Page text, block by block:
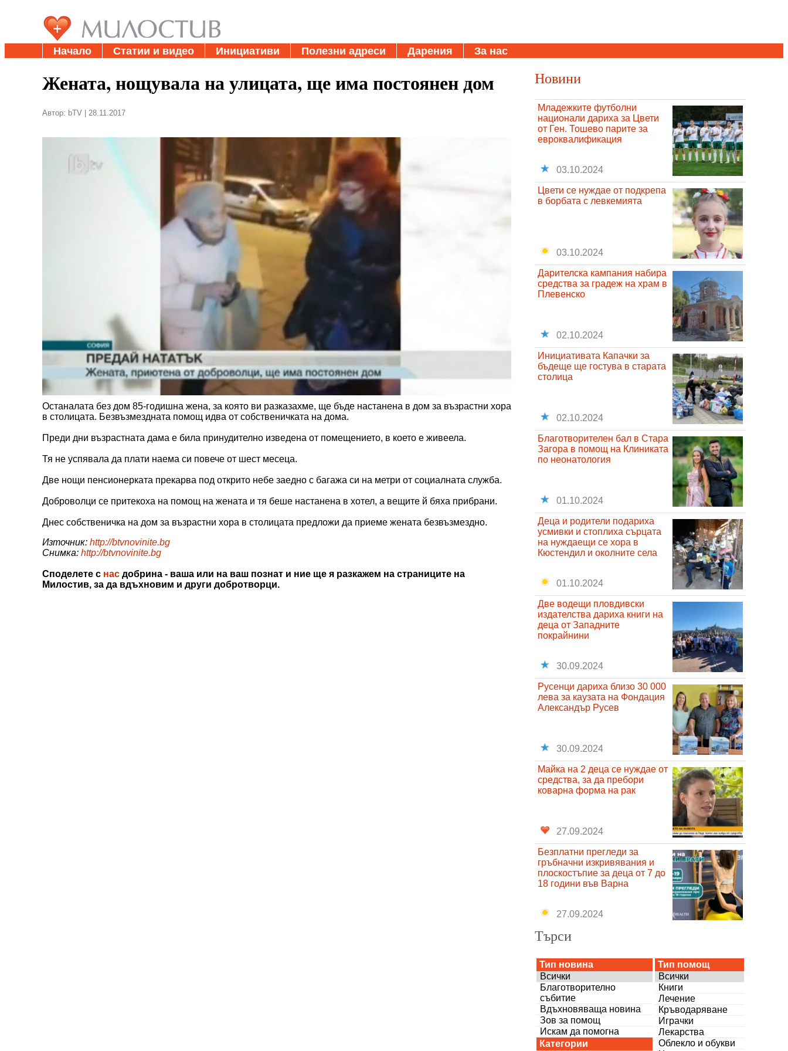
Начало Статии и видео Инициативи Полезни адреси Дарения За нас
Жената, нощувала на улицата, ще има постоянен дом
Автор: bTV | 28.11.2017
Останалата без дом 85-годишна жена, за която ви разказахме, ще бъде настанена в дом за възрастни хора
в столицата. Безвъзмездната помощ идва от собственичката на дома.
Преди дни възрастната дама е била принудително изведена от помещението, в което е живеела.
Тя не успявала да плати наема си повече от шест месеца.
Две нощи пенсионерката прекарва под открито небе заедно с багажа си на метри от социалната служба.
Доброволци се притекоха на помощ на жената и тя беше настанена в хотел, а вещите й бяха прибрани.
Днес собственичка на дом за възрастни хора в столицата предложи да приеме жената безвъзмездно.
Източник: http://btvnovinite.bg
Снимка: http://btvnovinite.bg
Споделете с нас добрина - ваша или на ваш познат и ние ще я разкажем на страниците на
Милостив, за да вдъхновим и други добротворци.
Новини
Младежките футболни
национали дариха за Цвети
от Ген. Тошево парите за
евроквалификация
03.10.2024
Цвети се нуждае от подкрепа
в борбата с левкемията
03.10.2024
Дарителска кампания набира
средства за градеж на храм в
Плевенско
02.10.2024
Инициативата Капачки за
бъдеще ще гостува в старата
столица
02.10.2024
Благотворителен бал в Стара
Загора в помощ на Клиниката
по неонатология
01.10.2024
Деца и родители подариха
усмивки и стоплиха сърцата
на нуждаещи се хора в
Кюстендил и околните села
01.10.2024
Две водещи пловдивски
издателства дариха книги на
деца от Западните
покрайнини
30.09.2024
Русенци дариха близо 30 000
лева за каузата на Фондация
Александър Русев
30.09.2024
Майка на 2 деца се нуждае от
средства, за да пребори
коварна форма на рак
27.09.2024
Безплатни прегледи за
гръбначни изкривявания и
плоскостъпие за деца от 7 до
18 години във Варна
27.09.2024
Търси
Тип новина
Всички
Благотворително
събитие
Вдъхновяваща новина
Зов за помощ
Искам да помогна
Категории
Тип помощ
Всички
Книги
Лечение
Кръводаряване
Играчки
Лекарства
Облекло и обукви